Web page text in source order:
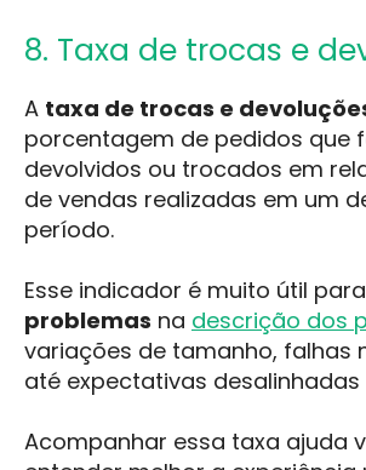
8. Taxa de trocas e
A taxa de trocas e
porcentagem de pedidos que
devolvidos ou trocados em
de vendas realizadas em um
período.
Esse indicador é muito útil para
problemas na descrição dos
variações de tamanho, falhas
até expectativas
Acompanhar essa taxa ajuda